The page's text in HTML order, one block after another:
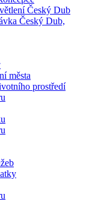
Český Dub
Český Dub,
města
prostředí